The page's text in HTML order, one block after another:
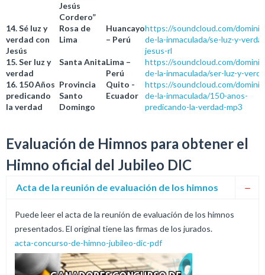
Jesús
Cordero”
14. Sé luz y
verdad con
Jesús
Rosa de
Lima
Huancayo
– Perú
https://soundcloud.com/
de-la-inmaculada/se-luz-y-
jesus-rl
15. Ser luz y
verdad
Santa AnitaLima –
Perú
https://soundcloud.com/
de-la-inmaculada/ser-luz-y-
16. 150 Años
predicando
la verdad
Provincia
Santo
Domingo
Quito -
Ecuador
https://soundcloud.com/
de-la-inmaculada/150-anos-
predicando-la-verdad-mp3
Evaluación de Himnos para obtener el
Himno oficial del Jubileo DIC
Acta de la reunión de evaluación de los himnos
Puede leer el acta de la reunión de evaluación de los himnos
presentados. El original tiene las firmas de los jurados.
acta-concurso-de-himno-jubileo-dic-pdf